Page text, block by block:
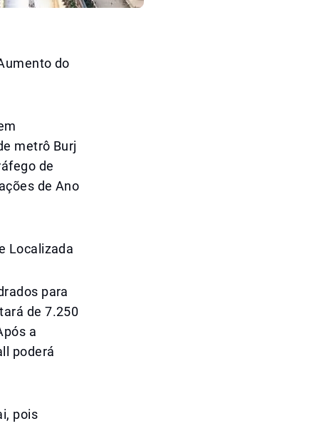
do
metrô Burj
de
de Ano
Localizada
para
de 7.250
a
poderá
pois